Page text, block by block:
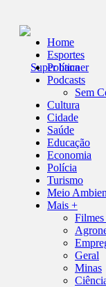
Home
Esportes
Política
Podcasts
Sem
Cultura
Cidade
Saúde
Educação
Economia
Polícia
Turismo
Meio
Mais +
Filmes
Geral
Minas